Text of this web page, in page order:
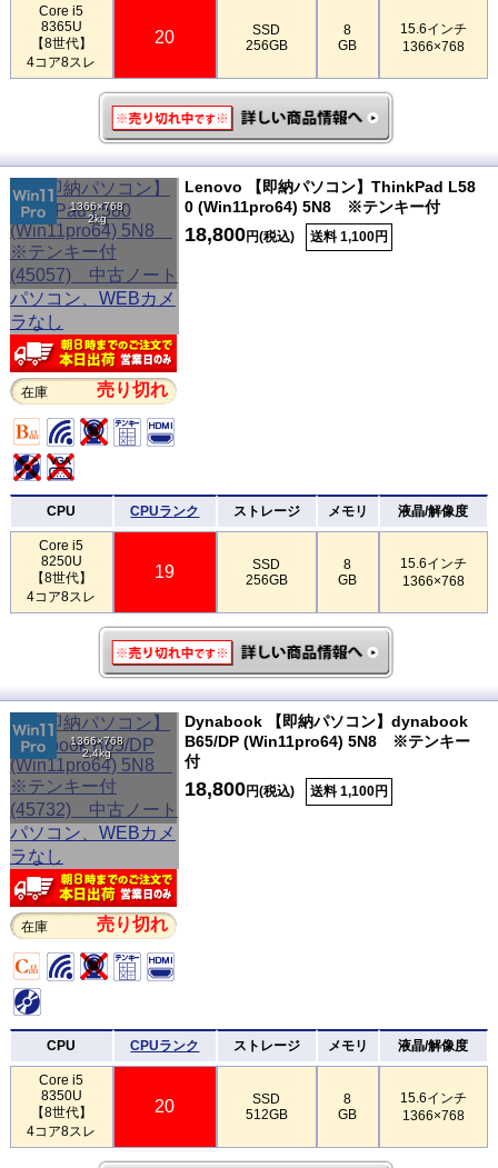
Core i5
8365U
【8世代】
4コア8スレ
20
SSD
256GB
8
GB
15.6インチ
1366×768
1366×768
2kg
在庫 売り切れ
Lenovo 【即納パソコン】ThinkPad L58
0 (Win11pro64) 5N8 ※テンキー付
18,800円(税込) 送料 1,100円
CPU CPUランク ストレージ メモリ 液晶/解像度
Core i5
8250U
【8世代】
4コア8スレ
19
SSD
256GB
8
GB
15.6インチ
1366×768
1366×768
2.4kg
在庫 売り切れ
Dynabook 【即納パソコン】dynabook
B65/DP (Win11pro64) 5N8 ※テンキー
付
18,800円(税込) 送料 1,100円
CPU CPUランク ストレージ メモリ 液晶/解像度
Core i5
8350U
【8世代】
4コア8スレ
20
SSD
512GB
8
GB
15.6インチ
1366×768